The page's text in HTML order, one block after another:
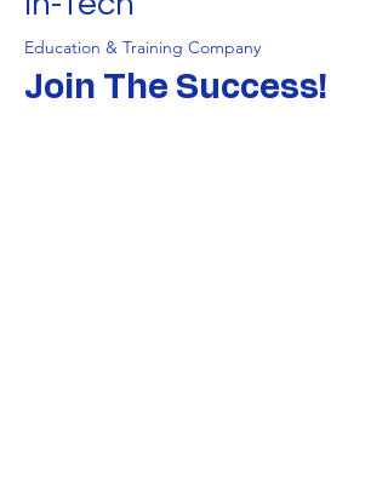
Education & Training Company
Join The Success!